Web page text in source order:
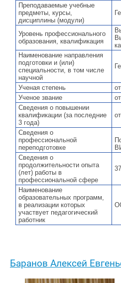
Преподаваемые учебные
предметы, курсы,
дисциплины (модули)
Уровень профессионального
образования, квалификация
Наименование направления
подготовки и (или)
специальности, в том числе
научной
Ученая степень
Ученое звание
Сведения о повышении
квалификации (за последние
3 года)
Сведения о
профессиональной
переподготовке
Сведения о
продолжительности опыта
(лет) работы в
профессиональной сфере
Наименование
образовательных программ,
в реализации которых
участвует педагогический
работник
Баранов Алексей